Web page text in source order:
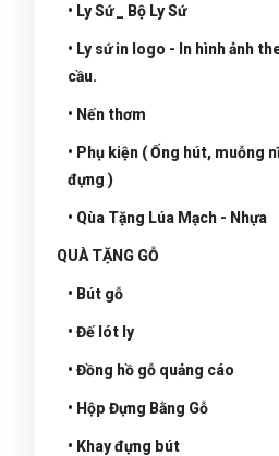
• Ly Sứ _ Bộ Ly Sứ
• Ly sứ in logo - In hình ảnh
cầu.
• Nến thơm
• Phụ kiện ( Ống hút, muỗng
đựng )
• Qùa Tặng Lúa Mạch - Nhựa
QUÀ TẶNG GỖ
• Bút gỗ
• Đế lót ly
• Đồng hồ gỗ quảng cáo
• Hộp Đựng Bằng Gỗ
• Khay đựng bút